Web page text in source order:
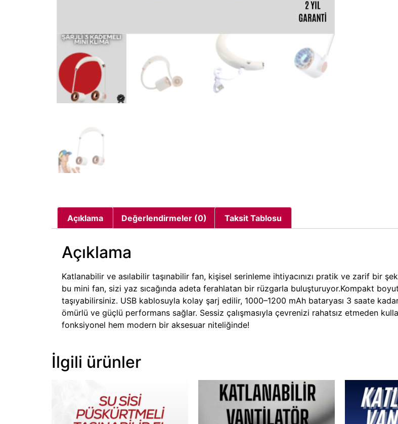
Açıklama Değerlendirmeler (0) Taksit Tablosu
Açıklama
Katlanabilir ve asılabilir taşınabilir fan, kişisel serinleme ihtiyacınızı pratik ve zarif bir
bu mini fan, sizi yaz sıcağında adeta ferahlatan bir rüzgarla buluşturuyor.Kompakt
taşıyabilirsiniz. USB kablosuyla kolay şarj edilir, 1000–1200 mAh bataryası 3 saate
ömürlü ve güçlü performans sağlar. Sessiz çalışmasıyla çevrenizi rahatsız etmeden
fonksiyonel hem modern bir aksesuar niteliğinde!
İlgili ürünler